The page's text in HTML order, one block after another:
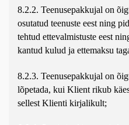
8.2.2. Teenusepakkujal on
osutatud teenuste eest ning
tehtud ettevalmistuste eest
kantud kulud ja ettemaksu
8.2.3. Teenusepakkujal on
lõpetada, kui Klient rikub
sellest Klienti kirjalikult;